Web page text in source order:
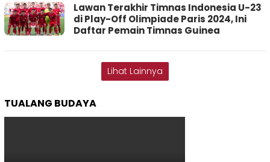
Lawan Terakhir Timnas Indonesia U-23
di Play-Off Olimpiade Paris 2024, Ini
Daftar Pemain Timnas Guinea
Lihat Lainnya
TUALANG BUDAYA